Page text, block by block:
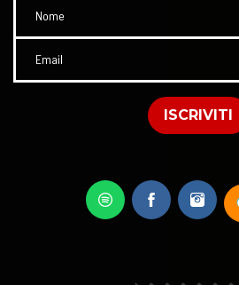
ISCRIVITI